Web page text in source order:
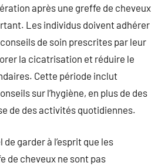
après une greffe de cheveux
Les individus doivent adhérer
de soin prescrites par leur
la cicatrisation et réduire le
Cette période inclut
sur l’hygiène, en plus de des
de des activités quotidiennes.
garder à l’esprit que les
de cheveux ne sont pas